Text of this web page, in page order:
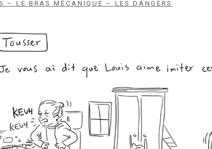
– LE BRAS MÉCANIQUE – LES DANGERS